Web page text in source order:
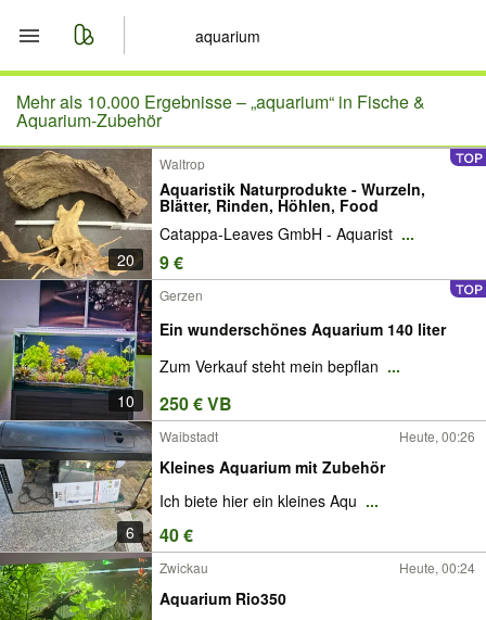
Start
Merkliste
Nachrichten
Anzeige aufgeben
Mehr als 10.000 Ergebnisse –„aquarium“ in Fische &
Aquarium-Zubehör
20
Waltrop
Aquaristik Naturprodukte - Wurzeln,
Blätter, Rinden, Höhlen, Food
Catappa-Leaves GmbH - Aquarist ...
9 €
10
Gerzen
Ein wunderschönes Aquarium 140 liter
Zum Verkauf steht mein bepflan ...
250 € VB
6
Waibstadt Heute, 00:26
Kleines Aquarium mit Zubehör
Ich biete hier ein kleines Aqu ...
40 €
Zwickau Heute, 00:24
Aquarium Rio350